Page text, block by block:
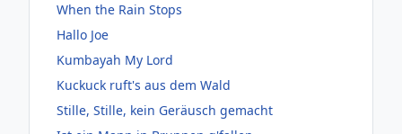
When the Rain Stops
Hallo Joe
Kumbayah My Lord
Kuckuck ruft's aus dem Wald
Stille, Stille, kein Geräusch gemacht